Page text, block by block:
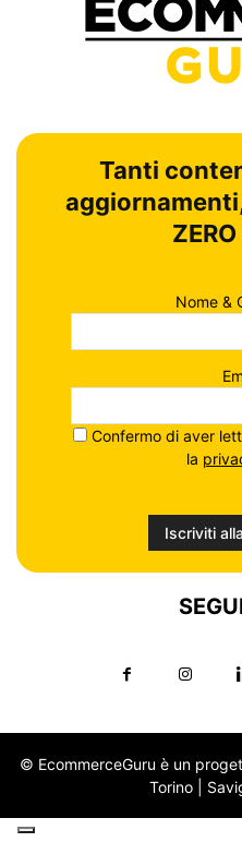
Tanti
Nome &
Confermo di aver
la
© EcommerceGuru è un
Torino |